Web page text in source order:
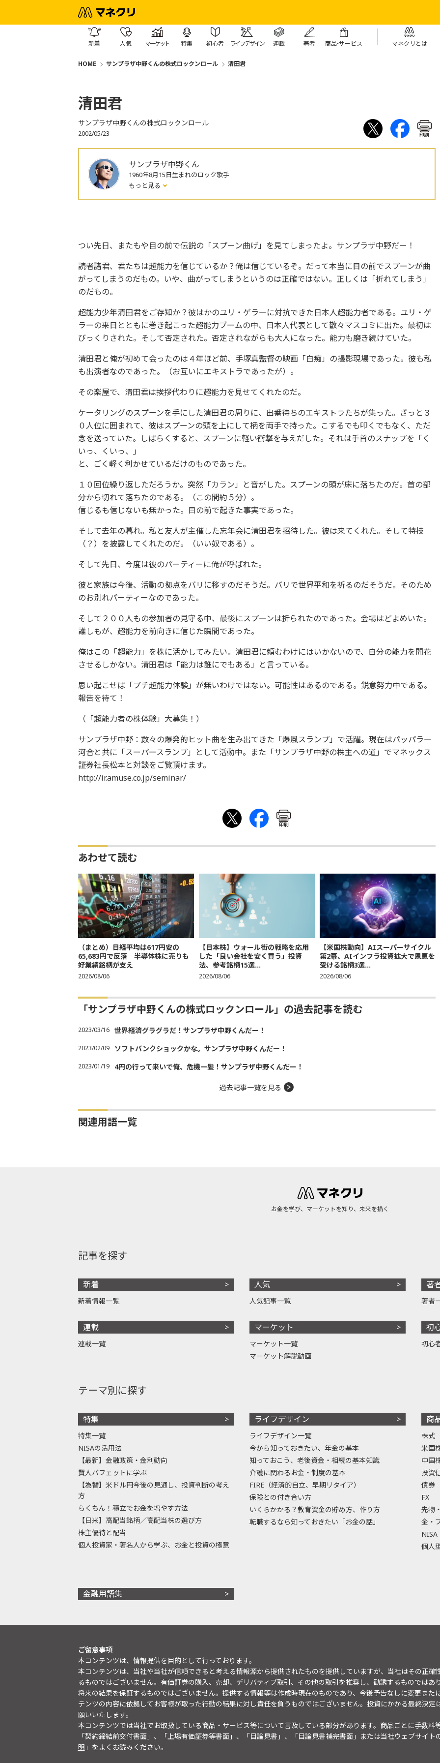
新着 人気 マーケット 特集 初心者 ライフデザイン 連載 著者 商品・サービス マネクリとは
HOME サンプラザ中野くんの株式ロックンロール 清田君
清田君
サンプラザ中野くんの株式ロックンロール
2002/05/23 印刷
サンプラザ中野くん
1960年8月15日生まれのロック歌手
もっと見る
つい先日、またもや目の前で伝説の「スプーン曲げ」を見てしまったよ。サンプラザ中野だー！
読者諸君、君たちは超能力を信じているか？俺は信じているぞ。だって本当に目の前でスプーンが曲
がってしまうのだもの。いや、曲がってしまうというのは正確ではない。正しくは「折れてしまう」
のだもの。
超能力少年清田君をご存知か？彼はかのユリ・ゲラーに対抗できた日本人超能力者である。ユリ・ゲ
ラーの来日とともに巻き起こった超能力ブームの中、日本人代表として散々マスコミに出た。最初は
びっくりされた。そして否定された。否定されながらも大人になった。能力も磨き続けていた。
清田君と俺が初めて会ったのは４年ほど前、手塚真監督の映画「白痴」の撮影現場であった。彼も私
も出演者なのであった。（お互いにエキストラであったが）。
その楽屋で、清田君は挨拶代わりに超能力を見せてくれたのだ。
ケータリングのスプーンを手にした清田君の周りに、出番待ちのエキストラたちが集った。ざっと３
０人位に囲まれて、彼はスプーンの頭を上にして柄を両手で持った。こするでも叩くでもなく、ただ
念を送っていた。しばらくすると、スプーンに軽い衝撃を与えだした。それは手首のスナップを「く
いっ、くいっ、」
と、ごく軽く利かせているだけのものであった。
１０回位繰り返しただろうか。突然「カラン」と音がした。スプーンの頭が床に落ちたのだ。首の部
分から切れて落ちたのである。（この間約５分）。
信じるも信じないも無かった。目の前で起きた事実であった。
そして去年の暮れ。私と友人が主催した忘年会に清田君を招待した。彼は来てくれた。そして特技
（？）を披露してくれたのだ。（いい奴である）。
そして先日、今度は彼のパーティーに俺が呼ばれた。
彼と家族は今後、活動の拠点をバリに移すのだそうだ。バリで世界平和を祈るのだそうだ。そのため
のお別れパーティーなのであった。
そして２００人もの参加者の見守る中、最後にスプーンは折られたのであった。会場はどよめいた。
誰しもが、超能力を前向きに信じた瞬間であった。
俺はこの「超能力」を株に活かしてみたい。清田君に頼むわけにはいかないので、自分の能力を開花
させるしかない。清田君は「能力は誰にでもある」と言っている。
思い起こせば「プチ超能力体験」が無いわけではない。可能性はあるのである。鋭意努力中である。
報告を待て！
（「超能力者の株体験」大募集！）
サンプラザ中野：数々の爆発的ヒット曲を生み出てきた「爆風スランプ」で活躍。現在はパッパラー
河合と共に「スーパースランプ」として活動中。また「サンプラザ中野の株主への道」でマネックス
証券社長松本と対談をご覧頂けます。
http://ir.amuse.co.jp/seminar/
印刷
あわせて読む
（まとめ）日経平均は617円安の
65,683円で反落 半導体株に売りも
好業績銘柄が支え
2026/08/06
【日本株】ウォール街の戦略を応用
した「良い会社を安く買う」投資
法、参考銘柄15選...
2026/08/06
【米国株動向】AIスーパーサイクル
第2幕、AIインフラ投資拡大で恩恵を
受ける銘柄3選...
2026/08/06
「サンプラザ中野くんの株式ロックンロール」の過去記事を読む
2023/03/16 世界経済グラグラだ！サンプラザ中野くんだー！
2023/02/09 ソフトバンクショックかな。サンプラザ中野くんだー！
2023/01/19 4円の行って来いで俺、危機一髪！サンプラザ中野くんだー！
過去記事一覧を見る
関連用語一覧
お金を学び、マーケットを知り、未来を描く
記事を探す
新着
新着情報一覧
連載
連載一覧
人気
人気記事一覧
マーケット
マーケット一覧
マーケット解説動画
著
著者
初
初心
テーマ別に探す
特集
特集一覧
NISAの活用法
【最新】金融政策・金利動向
賢人バフェットに学ぶ
【為替】米ドル円今後の見通し、投資判断の考え
方
らくちん！積立でお金を増やす方法
【日米】高配当銘柄／高配当株の選び方
株主優待と配当
個人投資家・著名人から学ぶ、お金と投資の極意
ライフデザイン
ライフデザイン一覧
今から知っておきたい、年金の基本
知っておこう、老後資金・相続の基本知識
介護に関わるお金・制度の基本
FIRE（経済的自立、早期リタイア）
保険との付き合い方
いくらかかる？教育資金の貯め方、作り方
転職するなら知っておきたい「お金の話」
商
株式
米国
中国
投資
債券
FX
先物
金・
NISA
個人
金融用語集
ご留意事項
本コンテンツは、情報提供を目的として行っております。
本コンテンツは、当社や当社が信頼できると考える情報源から提供されたものを提供していますが、当社はその正
るものではございません。有価証券の購入、売却、デリバティブ取引、その他の取引を推奨し、勧誘するものでは
将来の結果を保証するものではございません。提供する情報等は作成時現在のものであり、今後予告なしに変更また
テンツの内容に依拠してお客様が取った行動の結果に対し責任を負うものではございません。投資にかかる最終決
願いいたします。
本コンテンツでは当社でお取扱している商品・サービス等について言及している部分があります。商品ごとに手数料
「契約締結前交付書面」、「上場有価証券等書面」、「目論見書」、「目論見書補完書面」または当社ウェブサイト
明 」をよくお読みください。